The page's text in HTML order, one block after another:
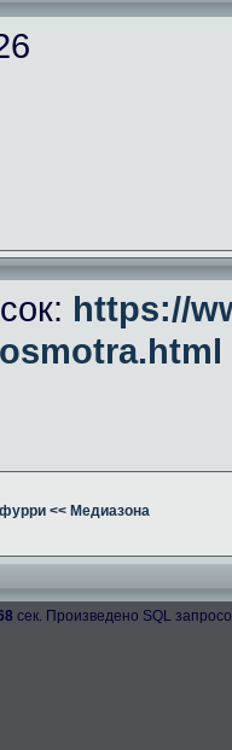
https://
<< Медиазона
сек. Произведено SQL